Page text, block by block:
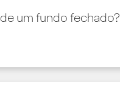
um fundo fechado?